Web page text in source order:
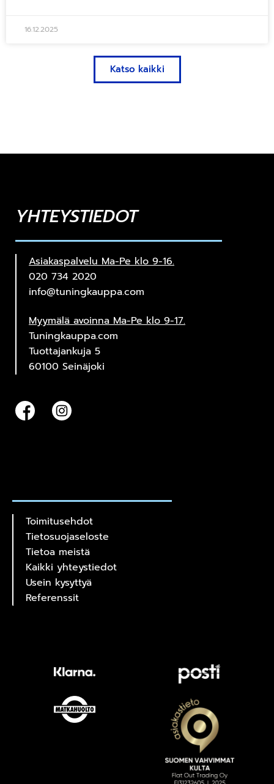
16.12.2025
Katso kaikki
YHTEYSTIEDOT
Asiakaspalvelu Ma-Pe klo 9-16.
020 734 2020
info@tuningkauppa.com
Myymälä avoinna Ma-Pe klo 9-17.
Tuningkauppa.com
Tuottajankuja 5
60100 Seinäjoki
Toimitusehdot
Tietosuojaseloste
Tietoa meistä
Kaikki yhteystiedot
Usein kysyttyä
Referenssit